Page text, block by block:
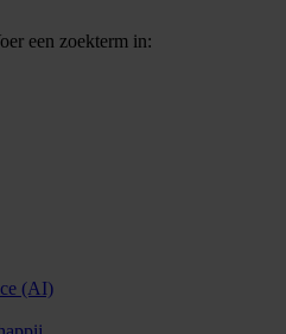
een zoekterm in:
(AI)